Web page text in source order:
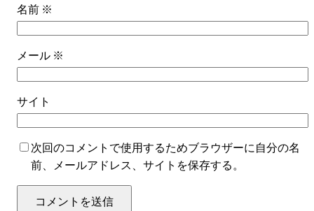
名前 ※
メール ※
サイト
次回のコメントで使用するためブラウザーに自分の名
前、メールアドレス、サイトを保存する。